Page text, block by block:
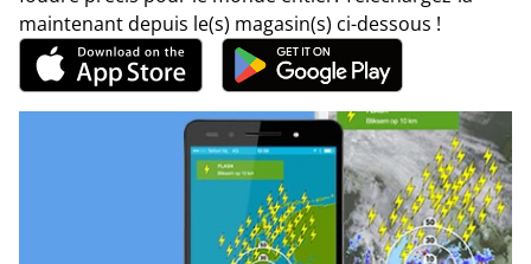
maintenant depuis le(s) magasin(s) ci-dessous !